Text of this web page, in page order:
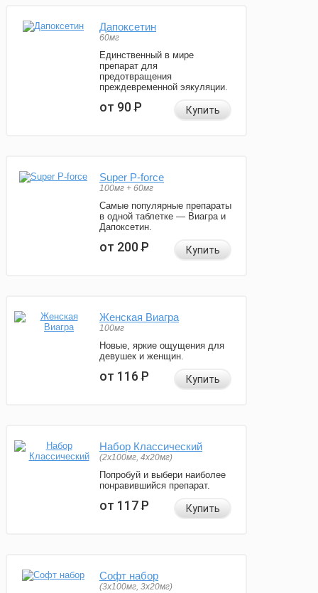
Дапоксетин
60мг
Единственный в мире
препарат для
предотвращения
преждевременной эякуляции.
от 90Р Купить
Super P-force
100мг + 60мг
Самые популярные препараты
в одной таблетке — Виагра и
Дапоксетин.
от 200Р Купить
Женская Виагра
100мг
Новые, яркие ощущения для
девушек и женщин.
от 116Р Купить
Набор Классический
(2x100мг, 4x20мг)
Попробуй и выбери наиболее
понравившийся препарат.
от 117Р Купить
Софт набор
(3x100мг, 3x20мг)